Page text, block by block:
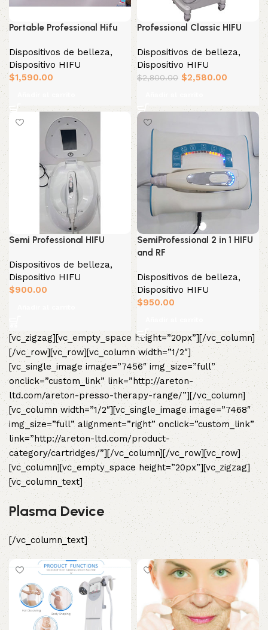
Portable Professional Hifu
Dispositivos de belleza,
Dispositivo HIFU
$1,590.00
Professional Classic HIFU
Dispositivos de belleza,
Dispositivo HIFU
$2,800.00 $2,580.00
Semi Professional HIFU
Dispositivos de belleza,
Dispositivo HIFU
$900.00
SemiProfessional 2 in 1 HIFU
and RF
Dispositivos de belleza,
Dispositivo HIFU
$950.00
[vc_zigzag][vc_empty_space height=”20px”][/vc_column]
[/vc_row][vc_row][vc_column width=”1/2″]
[vc_single_image image=”7456″ img_size=”full”
onclick=”custom_link” link=”http://areton-
ltd.com/areton-presso-therapy-range/”][/vc_column]
[vc_column width=”1/2″][vc_single_image image=”7468″
img_size=”full” alignment=”right” onclick=”custom_link”
link=”http://areton-ltd.com/product-
category/cartridges/”][/vc_column][/vc_row][vc_row]
[vc_column][vc_empty_space height=”20px”][vc_zigzag]
[vc_column_text]
Plasma Device
[/vc_column_text]